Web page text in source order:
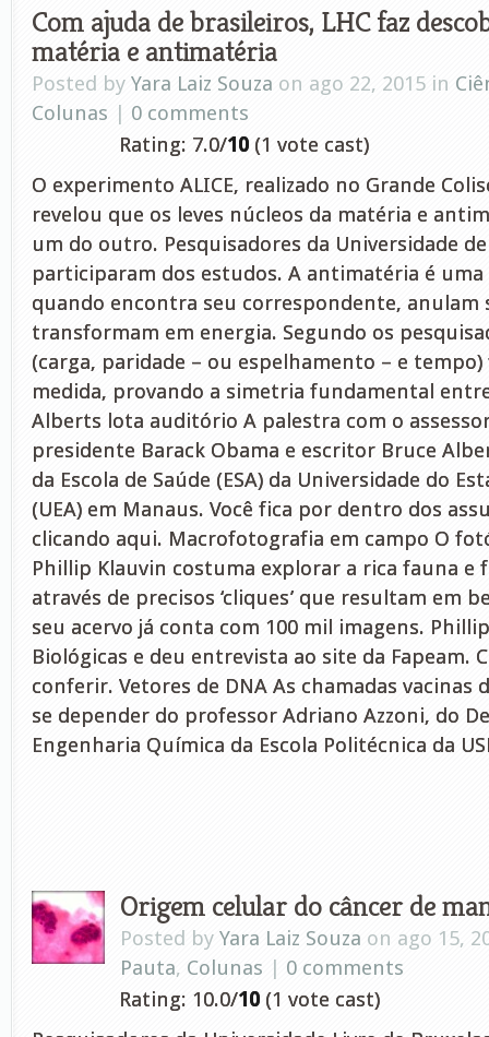
Com ajuda de brasileiros, LHC faz
matéria e antimatéria
Posted by Yara Laiz Souza on ago 22, 2015 in
Colunas | 0 comments
Rating: 7.0/10 (1 vote cast)
O experimento ALICE, realizado no Grande
revelou que os leves núcleos da matéria e
um do outro. Pesquisadores da Universidade de
participaram dos estudos. A antimatéria é
quando encontra seu correspondente, anulam
transformam em energia. Segundo os
(carga, paridade – ou espelhamento – e
medida, provando a simetria fundamental
Alberts lota auditório A palestra com o
presidente Barack Obama e escritor Bruce
da Escola de Saúde (ESA) da Universidade do
(UEA) em Manaus. Você fica por dentro dos
clicando aqui. Macrofotografia em campo O
Phillip Klauvin costuma explorar a rica fauna e
através de precisos ‘cliques’ que resultam em
seu acervo já conta com 100 mil imagens.
Biológicas e deu entrevista ao site da Fapeam.
conferir. Vetores de DNA As chamadas vacinas
se depender do professor Adriano Azzoni, do
Engenharia Química da Escola Politécnica da
Origem celular do câncer de
Posted by Yara Laiz Souza on ago 15,
Pauta, Colunas | 0 comments
Rating: 10.0/10 (1 vote cast)